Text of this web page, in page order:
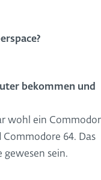
bekommen und
wohl ein
Commodore 64. Das
gewesen sein.